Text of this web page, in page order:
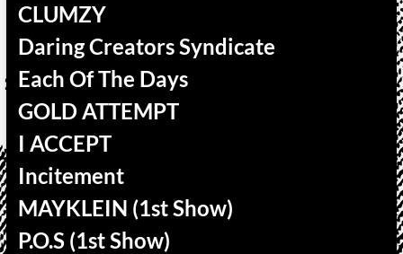
CLUMZY
Daring Creators Syndicate
Each Of The Days
GOLD ATTEMPT
I ACCEPT
Incitement
MAYKLEIN (1st Show)
P.O.S (1st Show)